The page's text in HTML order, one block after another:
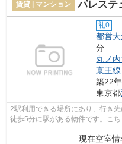
賃貸 | マンション パレステ
礼0
都営
分
丸ノ
京王線
築22年
東京都
2駅利用できる場所にあり、行き
徒歩5分に駅がある物件です。こ
はマンションです。当社が渋谷区
現在空室情